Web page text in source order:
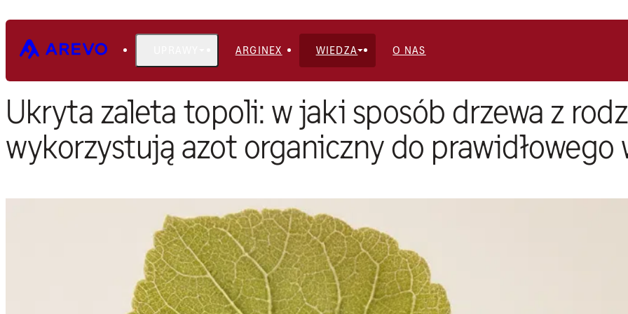
ARGINEX WIEDZA O NAS
Ukryta zaleta topoli: w jaki sposób drzewa z
wykorzystują azot organiczny do prawidłowego